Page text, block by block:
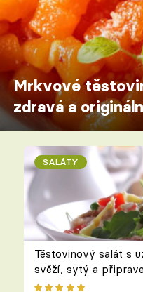
Mrkvové
zdravá a
SALÁTY
Těstovinový salát s
svěží, sytý a